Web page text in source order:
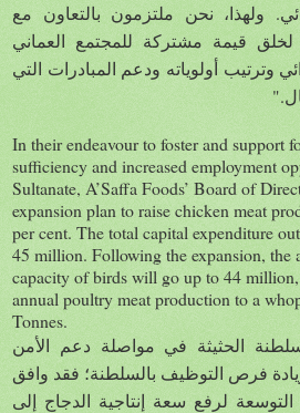
. ولهذا ، نحن ملتزمون بالتعاون مع
لخلق قيمة مشتركة للمجتمع العماني
وترتيب أولوياته ودعم المبادرات التي
."
In their endeavour to foster and support
sufficiency and increased employment
Sultanate, A’Saffa Foods’ Board of
expansion plan to raise chicken meat
per cent. The total capital expenditure
45 million. Following the expansion, the
capacity of birds will go up to 44
annual poultry meat production to a
Tonnes.
الحثيثة في مواصلة دعم الأمن
وزيادة فرص التوظيف بالسلطنة؛ فقد وافق
لرفع سعة إنتاجية الدجاج إلى